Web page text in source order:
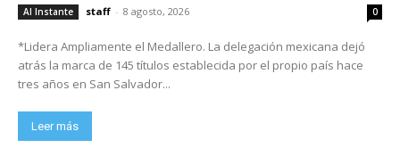
Al Instante staff - 8 agosto, 2026 0
*Lidera Ampliamente el Medallero. La delegación mexicana dejó
atrás la marca de 145 títulos establecida por el propio país hace
tres años en San Salvador...
Leer más